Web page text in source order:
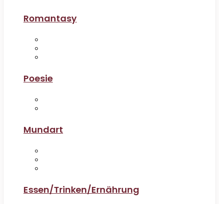
Romantasy
Poesie
Mundart
Essen/Trinken/Ernährung